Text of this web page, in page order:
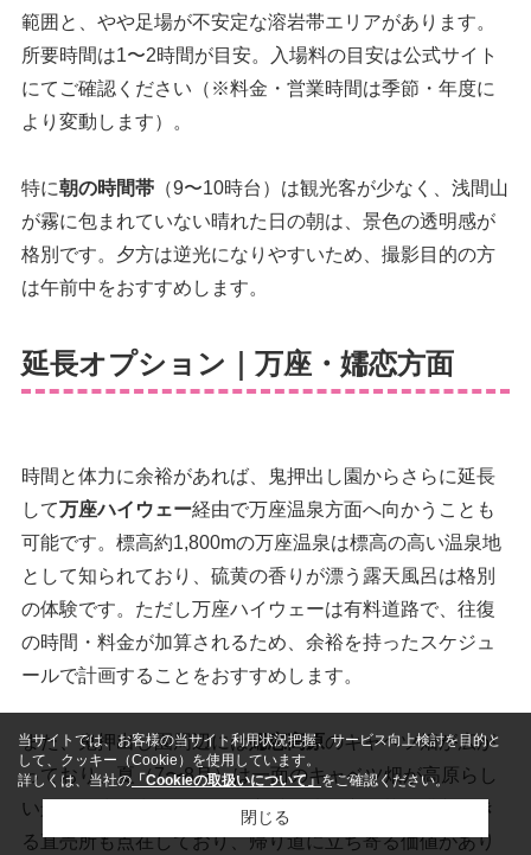
範囲と、やや足場が不安定な溶岩帯エリアがあります。
所要時間は1〜2時間が目安。入場料の目安は公式サイト
にてご確認ください（※料金・営業時間は季節・年度に
より変動します）。
特に朝の時間帯（9〜10時台）は観光客が少なく、浅間山
が霧に包まれていない晴れた日の朝は、景色の透明感が
格別です。夕方は逆光になりやすいため、撮影目的の方
は午前中をおすすめします。
延長オプション｜万座・嬬恋方面
時間と体力に余裕があれば、鬼押出し園からさらに延長
して万座ハイウェー経由で万座温泉方面へ向かうことも
可能です。標高約1,800mの万座温泉は標高の高い温泉地
として知られており、硫黄の香りが漂う露天風呂は格別
の体験です。ただし万座ハイウェーは有料道路で、往復
の時間・料金が加算されるため、余裕を持ったスケジュ
ールで計画することをおすすめします。
また、鬼押出し園周辺には嬬恋高原のキャベツ畑が広が
っており、夏（7〜8月）は一面のキャベツ畑が高原らし
い景観を生み出します。嬬恋村の地元産野菜を購入でき
る直売所も点在しており、帰り道に立ち寄る価値があり
当サイトでは、お客様の当サイト利用状況把握、サービス向上検討を目的と
して、クッキー（Cookie）を使用しています。
詳しくは、当社の「Cookieの取扱いについて」をご確認ください。
閉じる